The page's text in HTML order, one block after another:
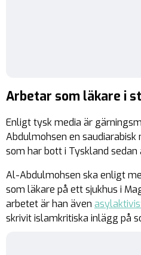
Arbetar som läkare i
Enligt tysk media är
Abdulmohsen en
som har bott i Tyskland sedan
Al-Abdulmohsen ska enligt
som läkare på ett sjukhus i
arbetet är han även
skrivit islamkritiska inlägg på